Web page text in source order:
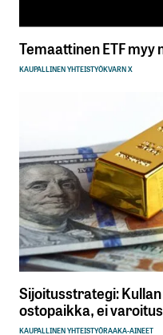
Temaattinen ETF
KAUPALLINEN YHTEISTYÖKVARN X
Sijoitusstrategi:
ostopaikka, ei varoitus
KAUPALLINEN YHTEISTYÖRAAKA-AINEET